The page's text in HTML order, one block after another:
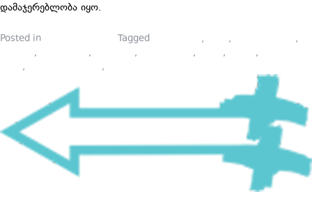
დამაჯერებლობა იყო.
Posted in Tagged , ,
,
, , , , , ,
, ,